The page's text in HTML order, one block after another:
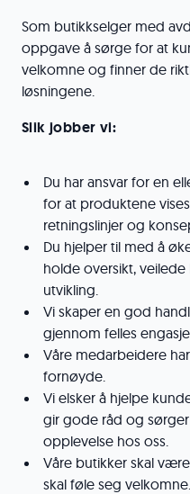
Som butikkselger med
oppgave å sørge for at
velkomne og finner de
løsningene.
Slik jobber vi:
Du har ansvar for en
for at produktene
retningslinjer og
Du hjelper til med å
holde oversikt,
utvikling.
Vi skaper en god
gjennom felles
Våre medarbeidere
fornøyde.
Vi elsker å hjelpe
gir gode råd og
opplevelse hos oss.
Våre butikker skal
skal føle seg velkomne.